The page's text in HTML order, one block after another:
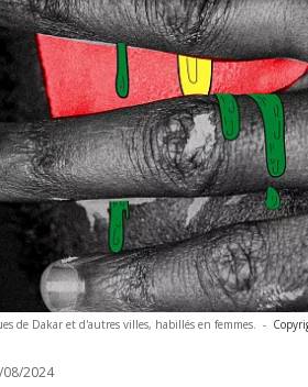
de Dakar et d'autres villes, habillés en femmes. -
08/2024